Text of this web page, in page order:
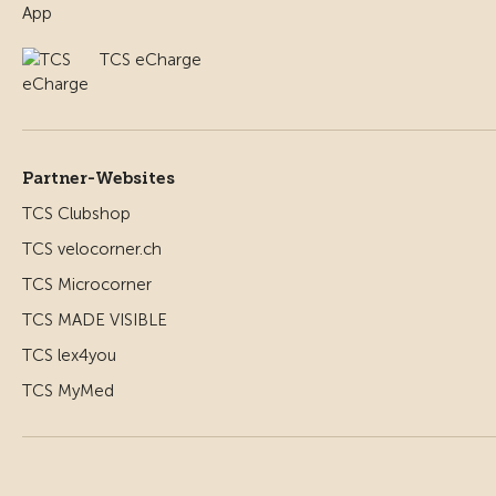
TCS eCharge
Partner-Websites
TCS Clubshop
TCS velocorner.ch
TCS Microcorner
TCS MADE VISIBLE
TCS lex4you
TCS MyMed